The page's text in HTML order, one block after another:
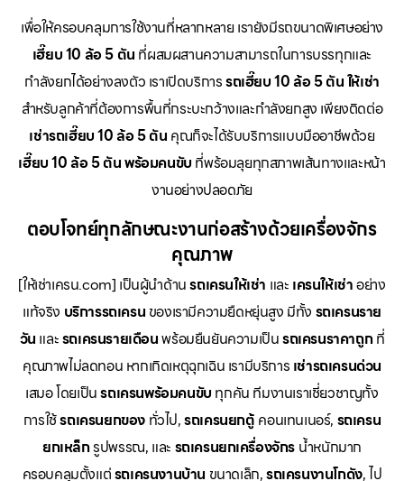
เพื่อให้ครอบคลุมการใช้งานที่หลากหลาย เรายังมีรถขนาดพิเศษอย่าง
เฮี๊ยบ 10 ล้อ 5 ตัน ที่ผสมผสานความสามารถในการบรรทุกและ
กำลังยกได้อย่างลงตัว เราเปิดบริการรถเฮี๊ยบ 10 ล้อ 5 ตัน ให้เช่า
สำหรับลูกค้าที่ต้องการพื้นที่กระบะกว้างและกำลังยกสูง เพียงติดต่อ
เช่ารถเฮี๊ยบ 10 ล้อ 5 ตัน คุณก็จะได้รับบริการแบบมืออาชีพด้วย
เฮี๊ยบ 10 ล้อ 5 ตัน พร้อมคนขับ ที่พร้อมลุยทุกสภาพเส้นทางและหน้า
งานอย่างปลอดภัย
ตอบโจทย์ทุกลักษณะงานก่อสร้างด้วยเครื่องจักร
คุณภาพ
[ให้เช่าเครน.com] เป็นผู้นำด้านรถเครนให้เช่า และ เครนให้เช่าอย่าง
แท้จริง บริการรถเครน ของเรามีความยืดหยุ่นสูง มีทั้ง รถเครนราย
วัน และรถเครนรายเดือนพร้อมยืนยันความเป็นรถเครนราคาถูกที่
คุณภาพไม่ลดทอน หากเกิดเหตุฉุกเฉิน เรามีบริการ เช่ารถเครนด่วน
เสมอ โดยเป็นรถเครนพร้อมคนขับ ทุกคัน ทีมงานเราเชี่ยวชาญทั้ง
การใช้รถเครนยกของ ทั่วไป,รถเครนยกตู้ คอนเทนเนอร์, รถเครน
ยกเหล็กรูปพรรณ, และ รถเครนยกเครื่องจักร น้ำหนักมาก
ครอบคลุมตั้งแต่รถเครนงานบ้าน ขนาดเล็ก,รถเครนงานโกดัง, ไป